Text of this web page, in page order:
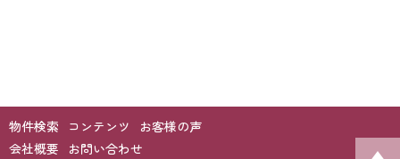
物件検索 コンテンツ
お客様の声
会社概要
お問い合わせ